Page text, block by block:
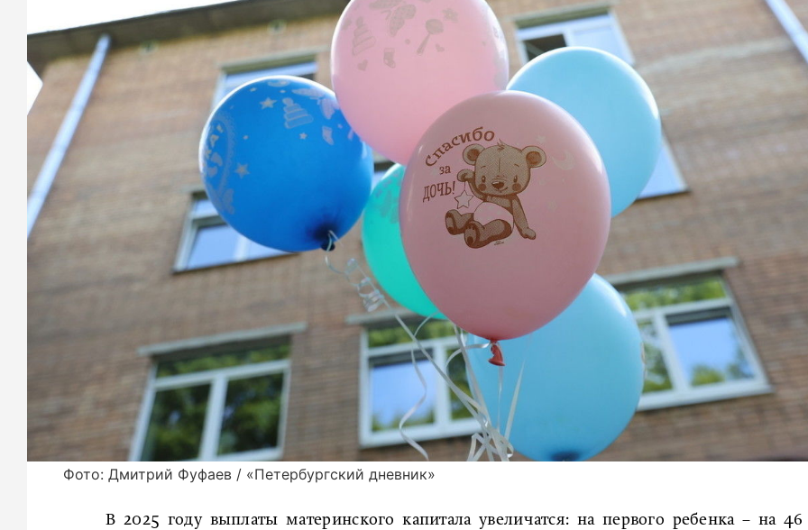
Фото: Дмитрий Фуфаев / «Петербургский дневник»
В 2025 году выплаты материнского капитала увеличатся: на первого ребенка – на 46